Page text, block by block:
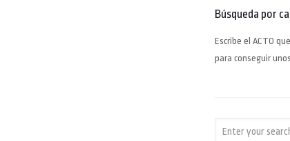
Búsqueda por
Escribe el ACTO
para conseguir